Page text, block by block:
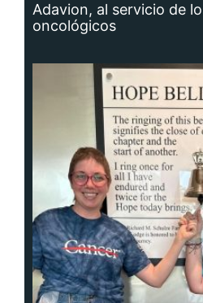
Adavion, al servicio de
oncológicos